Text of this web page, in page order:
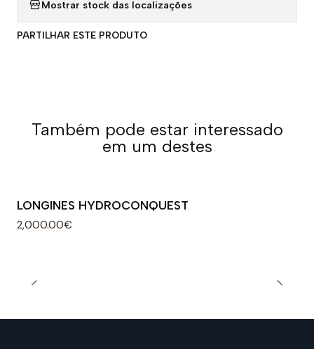
Mostrar stock das localizações
PARTILHAR ESTE PRODUTO
Também pode estar interessado
em um destes
LONGINES HYDROCONQUEST
2,000.00€